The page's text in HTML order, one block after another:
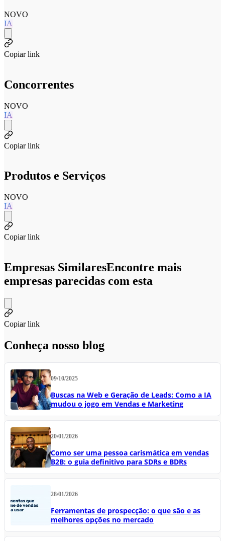
NOVO
IA
Copiar link
Concorrentes
NOVO
IA
Copiar link
Produtos e Serviços
NOVO
IA
Copiar link
Empresas SimilaresEncontre mais
empresas parecidas com esta
Copiar link
Conheça nosso blog
09/10/2025
Buscas na Web e Geração de Leads: Como a IA
mudou o jogo em Vendas e Marketing
20/01/2026
Como ser uma pessoa carismática em vendas
B2B: o guia definitivo para SDRs e BDRs
28/01/2026
Ferramentas de prospecção: o que são e as
melhores opções no mercado